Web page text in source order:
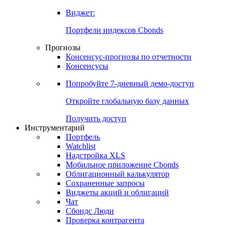
Виджет:
Портфели индексов Cbonds
Прогнозы
Консенсус-прогнозы по отчетности
Консенсусы
Попробуйте 7-дневный демо-доступ
Откройте глобальную базу данных
Получить доступ
Инструментарий
Портфель
Watchlist
Надстройка XLS
Мобильное приложение Cbonds
Облигационный калькулятор
Сохраненные запросы
Виджеты акций и облигаций
Чат
Сбондс Люди
Проверка контрагента